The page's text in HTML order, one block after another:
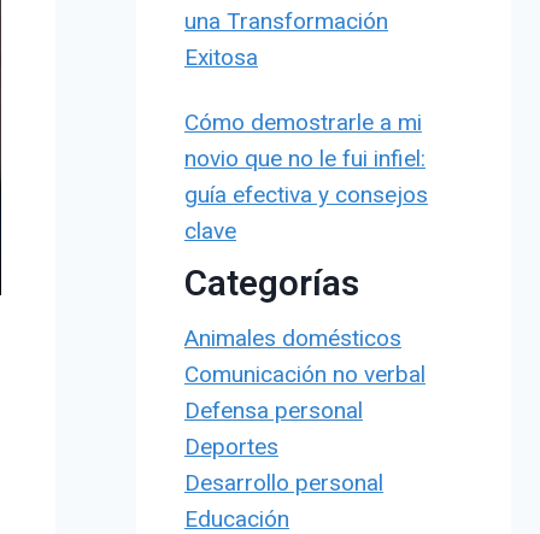
una Transformación
Exitosa
Cómo demostrarle a mi
novio que no le fui infiel:
guía efectiva y consejos
clave
Categorías
Animales domésticos
Comunicación no verbal
Defensa personal
Deportes
Desarrollo personal
Educación